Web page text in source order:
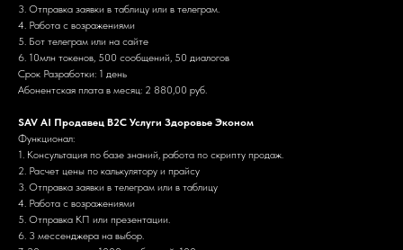
3. Отправка заявки в таблицу или в телеграм.
4. Работа с возражениями
5. Бот телеграм или на сайте
6. 10млн токенов, 500 сообщений, 50 диалогов
Срок Разработки: 1 день
Абонентская плата в месяц: 2 880,00 руб.
SAV AI Продавец B2C Услуги Здоровье Эконом
Функционал:
1. Консультация по базе знаний, работа по скрипту продаж.
2. Расчет цены по калькулятору и прайсу
3. Отправка заявки в телеграм или в таблицу
4. Работа с возражениями
5. Отправка КП или презентации.
6. 3 мессенджера на выбор.